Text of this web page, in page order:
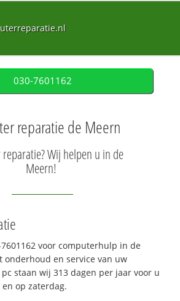
030-7601162
reparatie de Meern
Wij helpen u in de
Meern!
voor computerhulp in de
onderhoud en service van uw
staan wij 313 dagen per jaar voor u
en op zaterdag.